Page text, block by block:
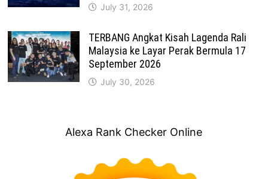
July 31, 2026
TERBANG Angkat Kisah Lagenda Rali
Malaysia ke Layar Perak Bermula 17
September 2026
July 30, 2026
Alexa Rank Checker Online